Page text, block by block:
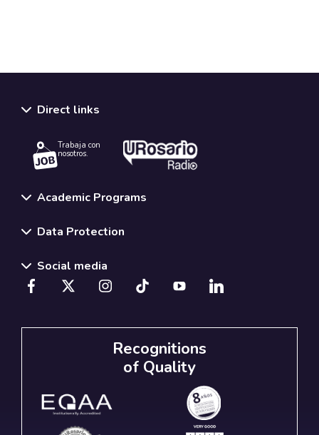
Direct links
Trabaja con
nosotros.
Academic Programs
Data Protection
Social media
Recognitions
of Quality